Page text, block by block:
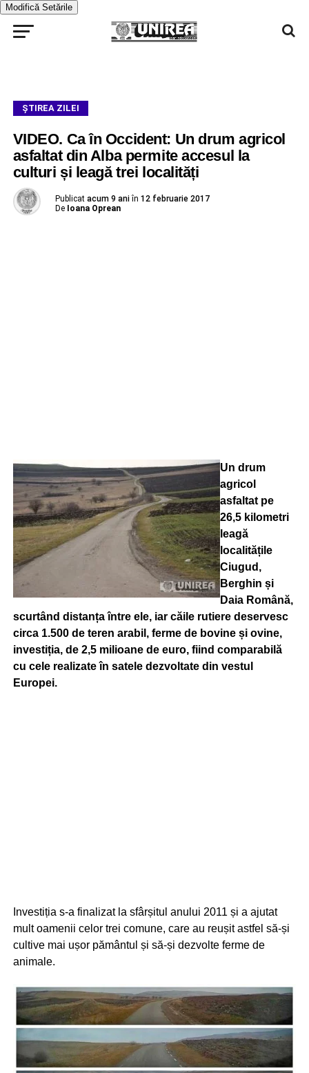
Modifică Setările
ŞTIREA ZILEI
VIDEO. Ca în Occident: Un drum agricol
asfaltat din Alba permite accesul la
culturi și leagă trei localități
Publicat acum 9 ani în 12 februarie 2017
De Ioana Oprean
Un drum
agricol
asfaltat pe
26,5 kilometri
leagă
localitățile
Ciugud,
Berghin și
Daia Română,
scurtând distanța între ele, iar căile rutiere deservesc
circa 1.500 de teren arabil, ferme de bovine și ovine,
investiția, de 2,5 milioane de euro, fiind comparabilă
cu cele realizate în satele dezvoltate din vestul
Europei.
Investiția s-a finalizat la sfârșitul anului 2011 și a ajutat
mult oamenii celor trei comune, care au reușit astfel să-și
cultive mai ușor pământul și să-și dezvolte ferme de
animale.